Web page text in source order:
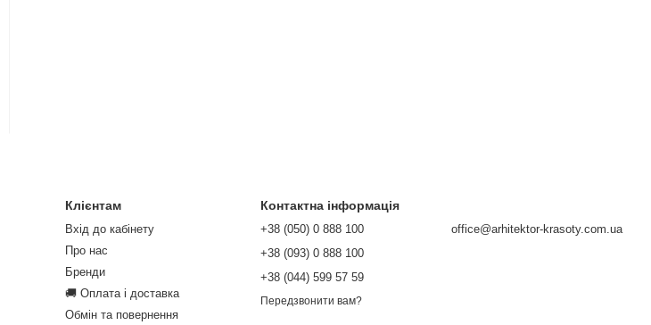
Клієнтам
Вхід до кабінету
Про нас
Бренди
🚚 Оплата і доставка
Обмін та повернення
Контактна інформація
+38 (050) 0 888 100
+38 (093) 0 888 100
+38 (044) 599 57 59
Передзвонити вам?
office@arhitektor-krasoty.com.ua